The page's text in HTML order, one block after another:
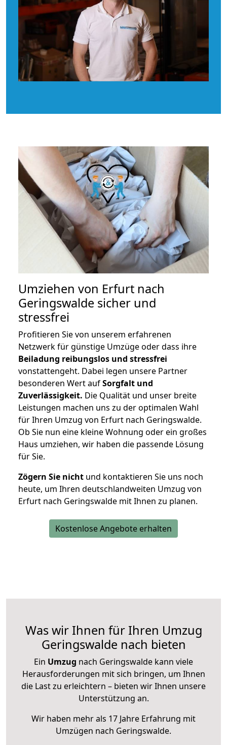
Umziehen von Erfurt nach
Geringswalde sicher und
stressfrei
Profitieren Sie von unserem erfahrenen
Netzwerk für günstige Umzüge oder dass ihre
Beiladung reibungslos und stressfrei
vonstattengeht. Dabei legen unsere Partner
besonderen Wert aufSorgfalt und
Zuverlässigkeit. Die Qualität und unser breite
Leistungen machen uns zu der optimalen Wahl
für Ihren Umzug von Erfurt nach Geringswalde.
Ob Sie nun eine kleine Wohnung oder ein großes
Haus umziehen, wir haben die passende Lösung
für Sie.
Zögern Sie nicht und kontaktieren Sie uns noch
heute, um Ihren deutschlandweiten Umzug von
Erfurt nach Geringswalde mit Ihnen zu planen.
Kostenlose Angebote erhalten
Was wir Ihnen für Ihren Umzug
Geringswalde nach bieten
Ein Umzug nach Geringswalde kann viele
Herausforderungen mit sich bringen, um Ihnen
die Last zu erleichtern – bieten wir Ihnen unsere
Unterstützung an.
Wir haben mehr als 17 Jahre Erfahrung mit
Umzügen nach Geringswalde.